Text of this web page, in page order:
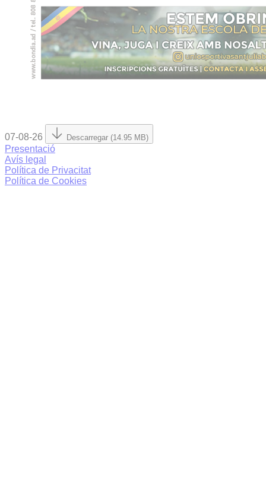
07-08-26 Descarregar (14.95 MB)
Presentació
Avís legal
Política de Privacitat
Política de Cookies